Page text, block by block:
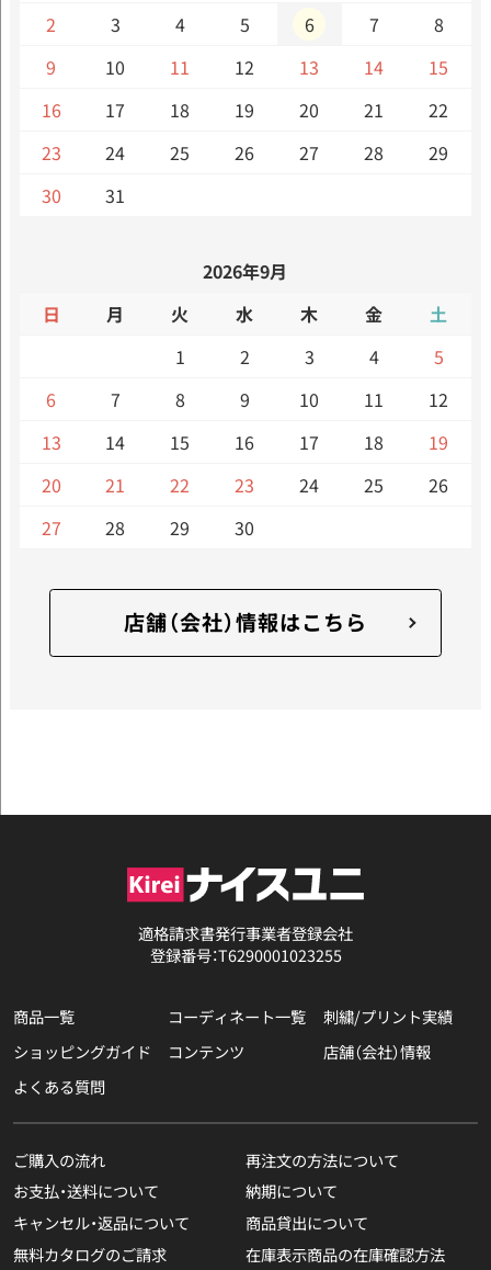
2
3 4 5 6 7
8
9
10 11 12 13 14
15
16
17 18 19 20 21
22
23
24 25 26 27 28
29
30
31
2026年9月
日
月 火 水 木 金
土
1
2 3 4
5
6
7 8 9 10 11
12
13
14 15 16 17 18
19
20
21 22 23 24 25
26
27
28 29 30
店舗（会社）情報はこちら
適格請求書発行事業者登録会社
登録番号：T6290001023255
商品一覧 コーディネート一覧
刺繍/プリント実績
ショッピングガイド
コンテンツ
店舗（会社）情報
よくある質問
ご購入の流れ
再注文の方法について
お支払・送料について
納期について
キャンセル・返品について
商品貸出について
無料カタログのご請求
在庫表示商品の在庫確認方法